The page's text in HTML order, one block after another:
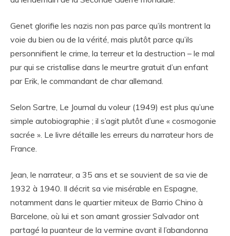
Genet glorifie les nazis non pas parce qu’ils montrent la
voie du bien ou de la vérité, mais plutôt parce qu’ils
personnifient le crime, la terreur et la destruction – le mal
pur qui se cristallise dans le meurtre gratuit d’un enfant
par Erik, le commandant de char allemand.
Selon Sartre, Le Journal du voleur (1949) est plus qu’une
simple autobiographie ; il s’agit plutôt d’une « cosmogonie
sacrée ». Le livre détaille les erreurs du narrateur hors de
France.
Jean, le narrateur, a 35 ans et se souvient de sa vie de
1932 à 1940. Il décrit sa vie misérable en Espagne,
notamment dans le quartier miteux de Barrio Chino à
Barcelone, où lui et son amant grossier Salvador ont
partagé la puanteur de la vermine avant il l’abandonna